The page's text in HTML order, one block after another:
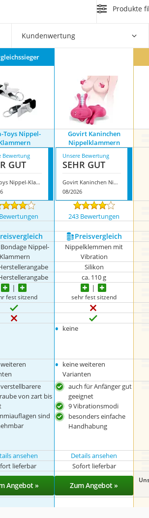
Produkte
Kundenwertung
Toys Nippel-
Govirt Kaninchen
Nippelklammern
Bewertung
GUT
Tula-Toys Nippel-Klammern
Unsere Bewertung
SEHR GUT
Govirt Kaninchen Nippelklammern
08/2026
243 Bewertungen
Preis­vergleich
Nippel-
Klammern
Nippelklemmen mit
Vibration
Silikon
ca. 110 g
fest sitzend sehr fest sitzend
• keine
• keine weiteren
Varianten
von zart bis
sind
auch für Anfänger gut
geeignet
9 Vibrationsmodi
besonders einfache
Handhabung
ansehen Details ansehen
lieferbar Sofort lieferbar
Angebot » Zum Angebot »